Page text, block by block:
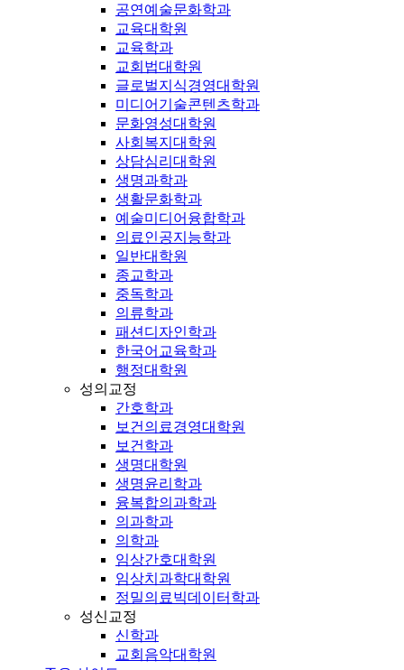
공연예술문화학과
교육대학원
교육학과
교회법대학원
글로벌지식경영대학원
미디어기술콘텐츠학과
문화영성대학원
사회복지대학원
상담심리대학원
생명과학과
생활문화학과
예술미디어융합학과
의료인공지능학과
일반대학원
종교학과
중독학과
의류학과
패션디자인학과
한국어교육학과
행정대학원
성의교정
간호학과
보건의료경영대학원
보건학과
생명대학원
생명윤리학과
융복합의과학과
의과학과
의학과
임상간호대학원
임상치과학대학원
정밀의료빅데이터학과
성신교정
신학과
교회음악대학원